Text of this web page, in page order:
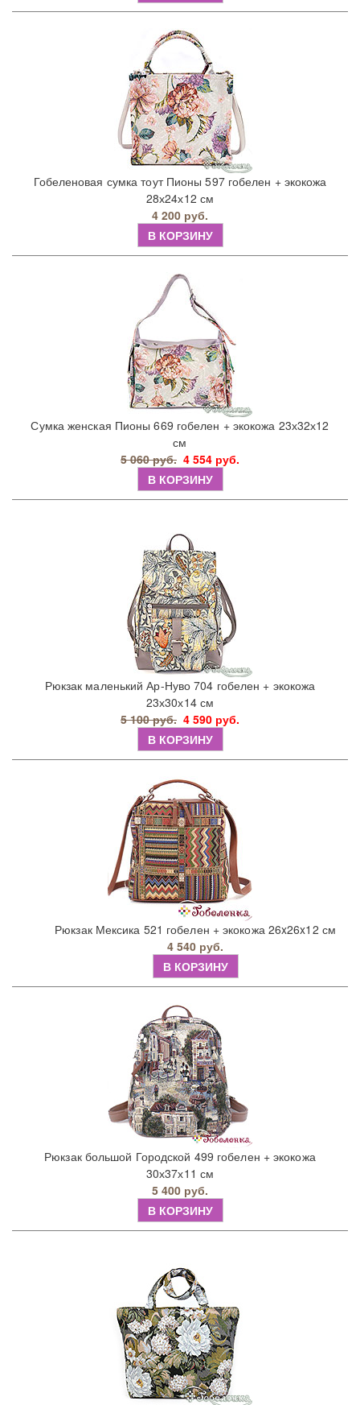
Гобеленовая сумка тоут Пионы 597 гобелен + экокожа
28х24х12 см
4 200 руб.
В КОРЗИНУ
Сумка женская Пионы 669 гобелен + экокожа 23х32х12
см
5 060 руб. 4 554 руб.
В КОРЗИНУ
Рюкзак маленький Ар-Нуво 704 гобелен + экокожа
23х30х14 см
5 100 руб. 4 590 руб.
В КОРЗИНУ
Рюкзак Мексика 521 гобелен + экокожа 26x26x12 см
4 540 руб.
В КОРЗИНУ
Рюкзак большой Городской 499 гобелен + экокожа
30х37х11 см
5 400 руб.
В КОРЗИНУ